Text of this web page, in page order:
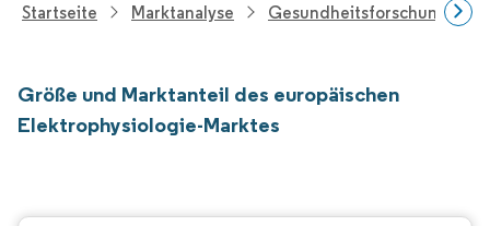
Startseite Marktanalyse Gesundheitsforschung
Größe und Marktanteil des europäischen
Elektrophysiologie-Marktes